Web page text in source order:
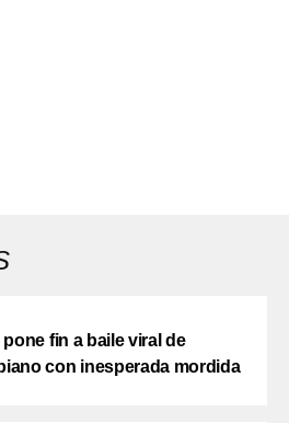
pone fin a baile viral de
con inesperada mordida